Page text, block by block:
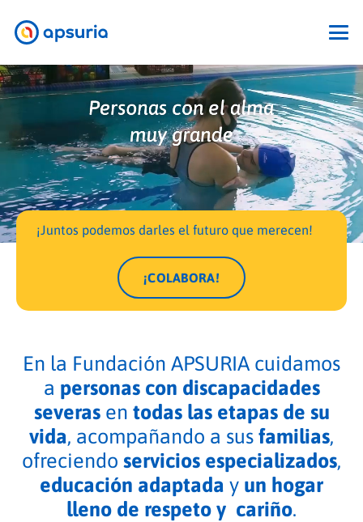
¡Juntos podemos darles el futuro que merecen!
¡COLABORA!
En la Fundación APSURIA cuidamos
a personas con discapacidades
severasen todas las etapas de su
vida, acompañando a sus familias,
ofreciendo servicios especializados,
educación adaptada y un hogar
lleno de respeto y cariño.